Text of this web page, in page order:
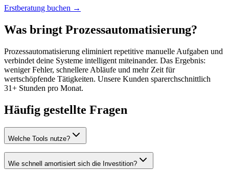
Erstberatung buchen →
Was bringt Prozessautomatisierung?
Prozessautomatisierung eliminiert repetitive manuelle Aufgaben und
verbindet deine Systeme intelligent miteinander. Das Ergebnis:
weniger Fehler, schnellere Abläufe und mehr Zeit für
wertschöpfende Tätigkeiten. Unsere Kunden sparerchschnittlich
31+ Stunden pro Monat.
Häufig gestellte Fragen
Welche Tools nutze?
Wie schnell amortisiert sich die Investition?